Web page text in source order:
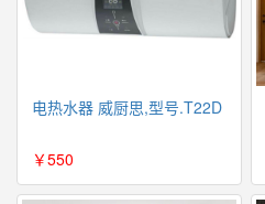
电热水器 威厨思,型号.T22D
￥550